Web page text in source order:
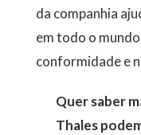
da companhia
em todo o
conformidade e
Quer saber
Thales